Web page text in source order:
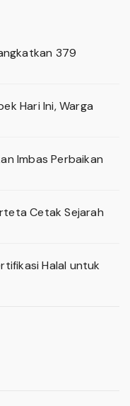
379
Hari Ini, Warga
Imbas Perbaikan
Cetak Sejarah
Halal untuk